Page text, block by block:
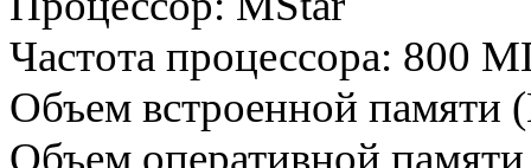
Частота процессора: 800
Объем встроенной памяти